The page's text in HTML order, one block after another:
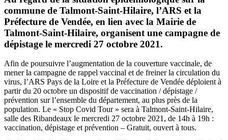
commune de Talmont-Saint-Hilaire, l’ARS et la
Préfecture de Vendée, en lien avec la Mairie de
Talmont-Saint-Hilaire, organisent une campagne de
dépistage le mercredi 27 octobre 2021.
Afin de poursuivre l’augmentation de la couverture vaccinale, de
mener la campagne de rappel vaccinal et de freiner la circulation du
virus, l’ARS Pays de la Loire et la Préfecture de Vendée déploient à
partir du 20 octobre un dispositif de vaccination / dépistage /
prévention sur l’ensemble du département, au plus près de la
population. Le « Stop Covid Tour » sera à Talmont-Saint-Hilaire,
salle des Ribandeaux le mercredi 27 octobre 2021, de 14h à 19h :
vaccination, dépistage et prévention – Gratuit, ouvert à tous.